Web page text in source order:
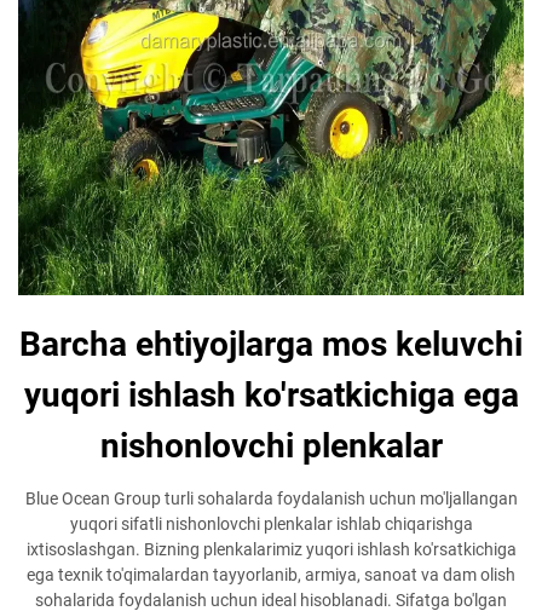
Barcha ehtiyojlarga mos keluvchi
yuqori ishlash ko'rsatkichiga ega
nishonlovchi plenkalar
Blue Ocean Group turli sohalarda foydalanish uchun mo'ljallangan
yuqori sifatli nishonlovchi plenkalar ishlab chiqarishga
ixtisoslashgan. Bizning plenkalarimiz yuqori ishlash ko'rsatkichiga
ega texnik to'qimalardan tayyorlanib, armiya, sanoat va dam olish
sohalarida foydalanish uchun ideal hisoblanadi. Sifatga bo'lgan